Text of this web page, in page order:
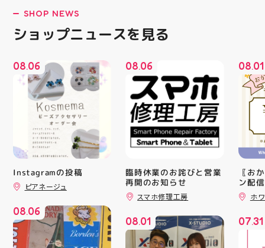
SHOP NEWS
ショップニュースを見る
08.06
Instagramの投稿
ピアネージュ
08.06
08.06
臨時休業のお詫びと営業
再開のお知らせ
スマホ修理工房
08.01
08.01
〖お
ン配
ッパ
￥
ーポ
ース
ホ
07.31